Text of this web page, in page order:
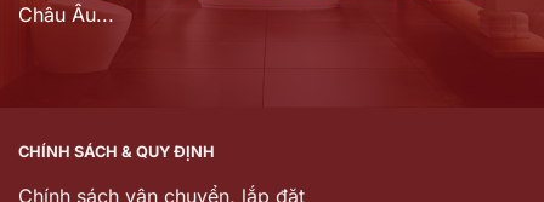
Châu Âu...
CHÍNH SÁCH & QUY ĐỊNH
Chính sách vận chuyển, lắp đặt